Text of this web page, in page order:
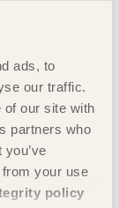
ads, to
our traffic.
of our site with
partners who
your use
policy